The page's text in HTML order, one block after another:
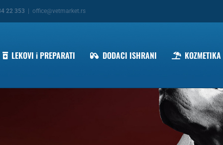
22 353 office@vetmarket.rs
LEKOVI i PREPARATI DODACI ISHRANI KOZMETIKA